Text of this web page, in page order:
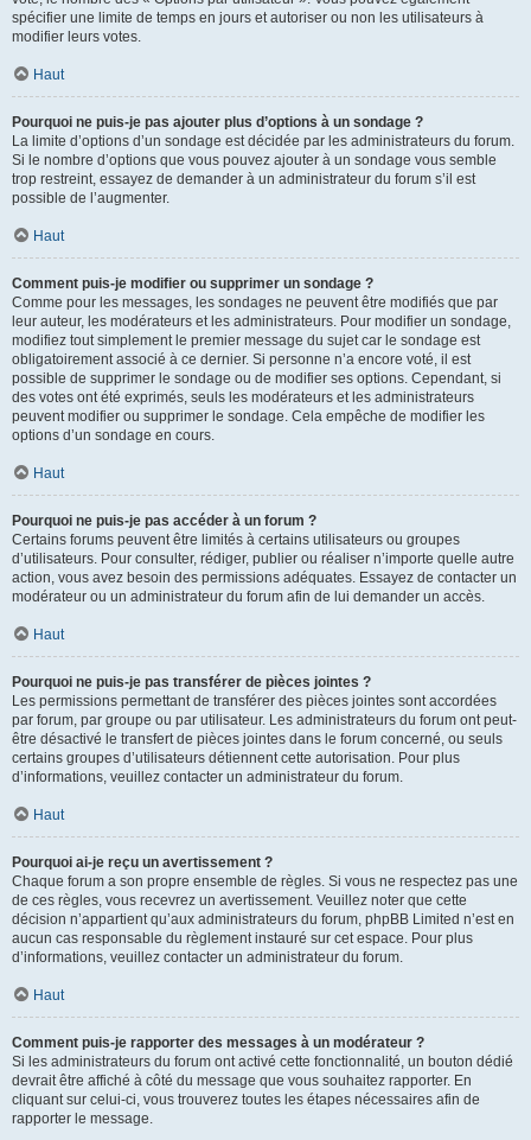
spécifier une limite de temps en jours et autoriser ou non les utilisateurs à
modifier leurs votes.
Haut
Pourquoi ne puis-je pas ajouter plus d’options à un sondage ?
La limite d’options d’un sondage est décidée par les administrateurs du forum.
Si le nombre d’options que vous pouvez ajouter à un sondage vous semble
trop restreint, essayez de demander à un administrateur du forum s’il est
possible de l’augmenter.
Haut
Comment puis-je modifier ou supprimer un sondage ?
Comme pour les messages, les sondages ne peuvent être modifiés que par
leur auteur, les modérateurs et les administrateurs. Pour modifier un sondage,
modifiez tout simplement le premier message du sujet car le sondage est
obligatoirement associé à ce dernier. Si personne n’a encore voté, il est
possible de supprimer le sondage ou de modifier ses options. Cependant, si
des votes ont été exprimés, seuls les modérateurs et les administrateurs
peuvent modifier ou supprimer le sondage. Cela empêche de modifier les
options d’un sondage en cours.
Haut
Pourquoi ne puis-je pas accéder à un forum ?
Certains forums peuvent être limités à certains utilisateurs ou groupes
d’utilisateurs. Pour consulter, rédiger, publier ou réaliser n’importe quelle autre
action, vous avez besoin des permissions adéquates. Essayez de contacter un
modérateur ou un administrateur du forum afin de lui demander un accès.
Haut
Pourquoi ne puis-je pas transférer de pièces jointes ?
Les permissions permettant de transférer des pièces jointes sont accordées
par forum, par groupe ou par utilisateur. Les administrateurs du forum ont peut-
être désactivé le transfert de pièces jointes dans le forum concerné, ou seuls
certains groupes d’utilisateurs détiennent cette autorisation. Pour plus
d’informations, veuillez contacter un administrateur du forum.
Haut
Pourquoi ai-je reçu un avertissement ?
Chaque forum a son propre ensemble de règles. Si vous ne respectez pas une
de ces règles, vous recevrez un avertissement. Veuillez noter que cette
décision n’appartient qu’aux administrateurs du forum, phpBB Limited n’est en
aucun cas responsable du règlement instauré sur cet espace. Pour plus
d’informations, veuillez contacter un administrateur du forum.
Haut
Comment puis-je rapporter des messages à un modérateur ?
Si les administrateurs du forum ont activé cette fonctionnalité, un bouton dédié
devrait être affiché à côté du message que vous souhaitez rapporter. En
cliquant sur celui-ci, vous trouverez toutes les étapes nécessaires afin de
rapporter le message.